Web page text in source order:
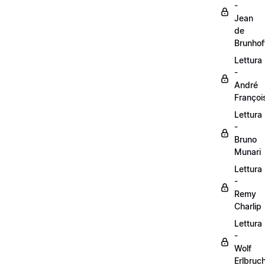
-
Jean
de
Lettura
-
André
Lettura
-
Bruno
Munari
Lettura
-
Remy
Charlip
Lettura
-
Wolf